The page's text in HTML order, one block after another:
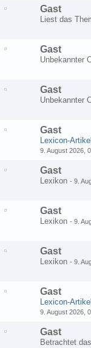
Gast
Liest das
Gast
Unbekannter
Gast
Unbekannter
Gast
Lexicon-
9. August 2026,
Gast
Lexikon - 9.
Gast
Lexikon - 9.
Gast
Lexikon - 9.
Gast
Lexicon-
9. August 2026,
Gast
Betrachtet